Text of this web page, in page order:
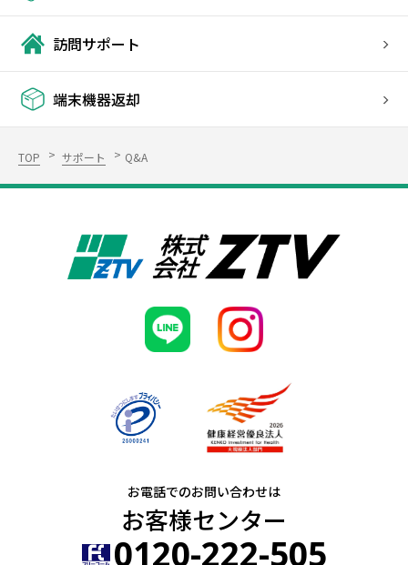
訪問サポート
端末機器返却
TOP サポート Q&A
お電話でのお問い合わせは
お客様センター
0120-222-505